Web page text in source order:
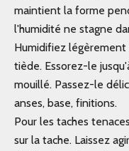
maintient la forme
l'humidité ne stagne
Humidifiez
tiède. Essorez-le
mouillé. Passez-le
anses, base, finitions.
Pour les taches
sur la tache. Laissez